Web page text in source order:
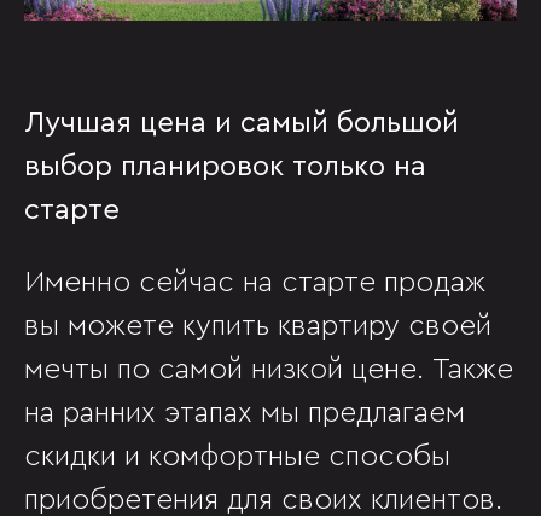
Лучшая цена и самый большой
выбор планировок только на
старте
Именно сейчас на старте продаж
вы можете купить квартиру своей
мечты по самой низкой цене. Также
на ранних этапах мы предлагаем
скидки и комфортные способы
приобретения для своих клиентов.